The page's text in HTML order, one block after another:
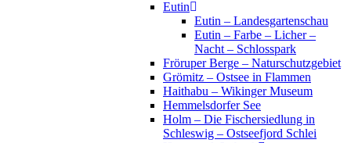
Eutin
Eutin – Landesgartenschau
Eutin – Farbe – Licher –
Nacht – Schlosspark
Fröruper Berge – Naturschutzgebiet
Grömitz – Ostsee in Flammen
Haithabu – Wikinger Museum
Hemmelsdorfer See
Holm – Die Fischersiedlung in
Schleswig – Ostseefjord Schlei